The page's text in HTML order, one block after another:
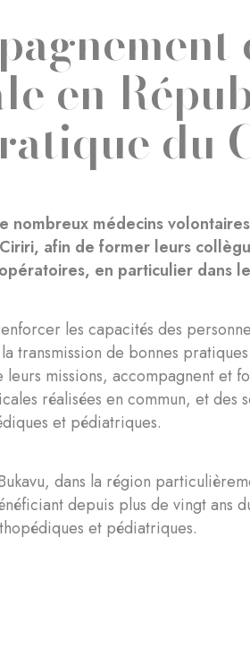
en
du
nombreux médecins
afin de former leurs
en particulier dans
les capacités des
transmission de bonnes
missions, accompagnent et
réalisées en commun, et des
et pédiatriques.
dans la région
depuis plus de vingt ans
et pédiatriques.